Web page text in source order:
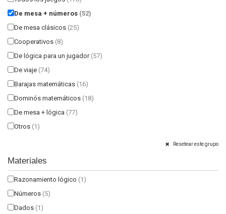
De mesa + números (52)
De mesa clásicos (25)
Cooperativos (8)
De lógica para un jugador (57)
De viaje (74)
Barajas matemáticas (16)
Dominós matemáticos (18)
De mesa + lógica (77)
Otros (1)
Resetear este grupo
Materiales
Razonamiento lógico (1)
Números (5)
Dados (1)